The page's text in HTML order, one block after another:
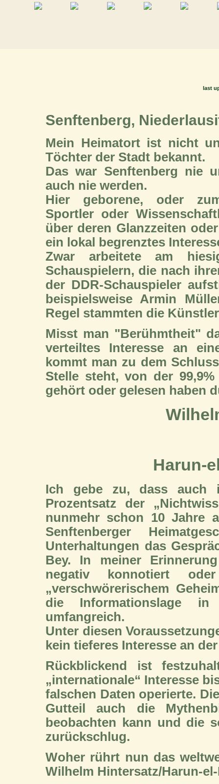
last
Senftenberg,
Mein Heimatort ist nicht
Töchter der Stadt bekannt.
Das war Senftenberg nie
auch nie werden.
Hier geborene, oder
Sportler oder
über deren Glanzzeiten
ein lokal begrenztes
Zwar arbeitete am
Schauspielern, die nach
der DDR-Schauspieler
beispielsweise Armin
Regel stammten die
Misst man "Berühmtheit"
verteiltes Interesse an
kommt man zu dem
Stelle steht, von der
gehört oder gelesen haben
Harun-
Ich gebe zu, dass auch
Prozentsatz der
nunmehr schon 10 Jahre
Senftenberger
Unterhaltungen das
Bey. In meiner
negativ konnotiert
„verschwörerischem
die Informationslage
umfangreich.
Unter diesen
kein tieferes Interesse an
Rückblickend ist
„internationale“ Interesse
falschen Daten operierte.
Gutteil auch die
beobachten kann und die
zurückschlug.
Woher rührt nun das
Wilhelm Hintersatz/Harun-